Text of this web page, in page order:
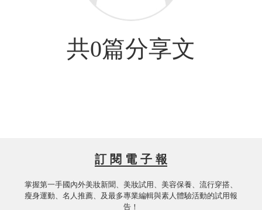
共0篇分享文
訂 閱 電 子 報
掌握第一手國內外美妝新聞、美妝試用、美容保養、流行穿搭、
瘦身運動、名人推薦、及最多專業編輯與素人體驗活動的試用報
告！